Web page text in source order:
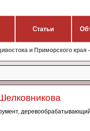
Статьи
и Приморского края